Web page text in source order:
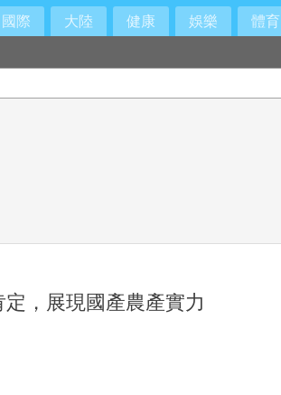
國際 大陸 健康 娛樂 體育
，展現國產農產實力